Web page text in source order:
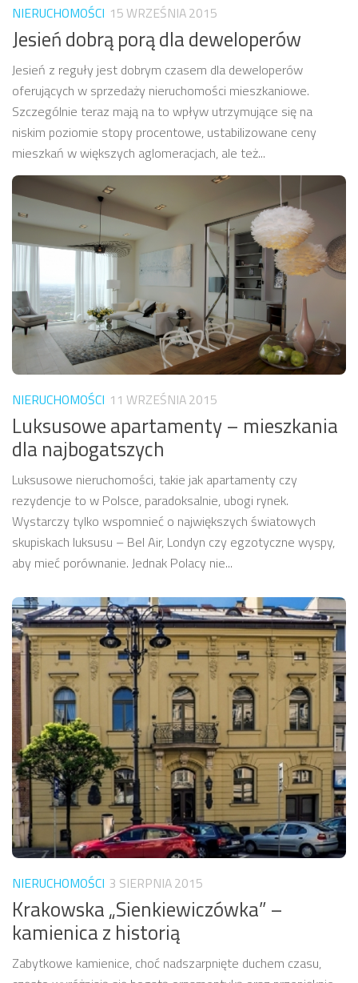
NIERUCHOMOŚCI 15 WRZEŚNIA 2015
Jesień dobrą porą dla deweloperów
Jesień z reguły jest dobrym czasem dla deweloperów
oferujących w sprzedaży nieruchomości mieszkaniowe.
Szczególnie teraz mają na to wpływ utrzymujące się na
niskim poziomie stopy procentowe, ustabilizowane ceny
mieszkań w większych aglomeracjach, ale też...
NIERUCHOMOŚCI 11 WRZEŚNIA 2015
Luksusowe apartamenty – mieszkania
dla najbogatszych
Luksusowe nieruchomości, takie jak apartamenty czy
rezydencje to w Polsce, paradoksalnie, ubogi rynek.
Wystarczy tylko wspomnieć o największych światowych
skupiskach luksusu – Bel Air, Londyn czy egzotyczne wyspy,
aby mieć porównanie. Jednak Polacy nie...
NIERUCHOMOŚCI 3 SIERPNIA 2015
Krakowska „Sienkiewiczówka” –
kamienica z historią
Zabytkowe kamienice, choć nadszarpnięte duchem czasu,